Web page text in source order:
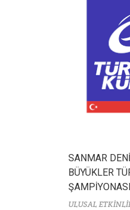
SANMAR
BÜYÜKLER
ULUSAL